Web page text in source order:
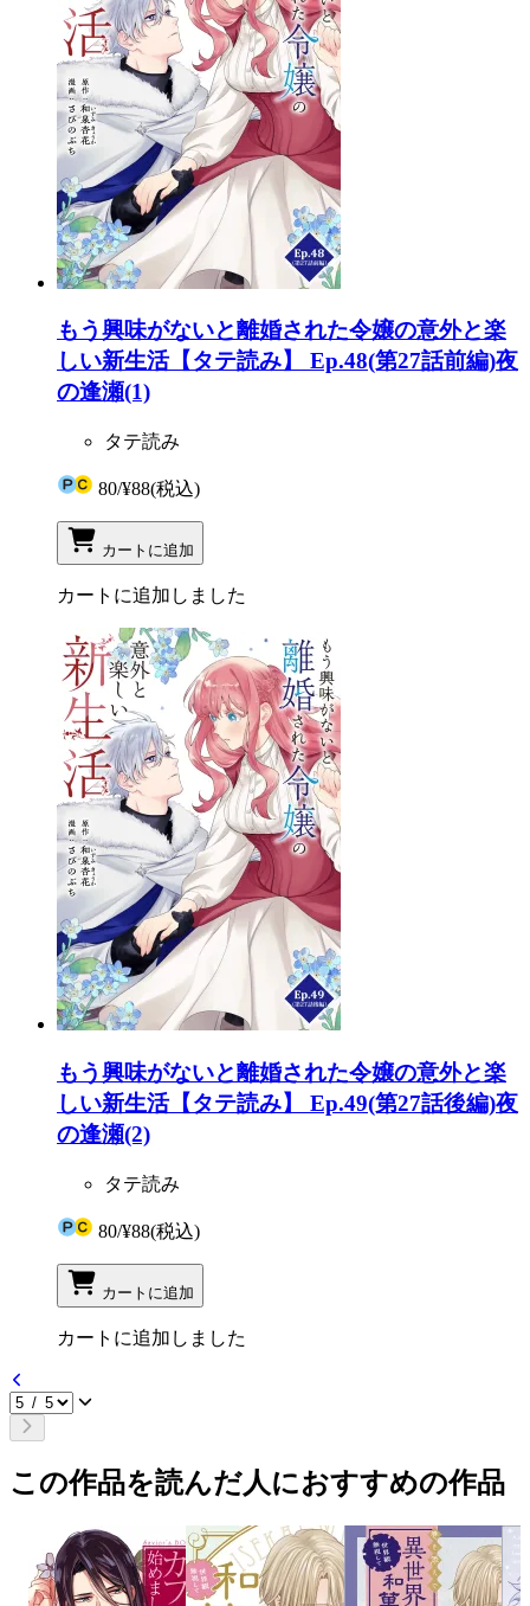
もう興味がないと離婚された令嬢の意外と楽
しい新生活【タテ読み】 Ep.48(第27話前編)夜
の逢瀬(1)
タテ読み
80/¥88(税込)
カートに追加
カートに追加しました
もう興味がないと離婚された令嬢の意外と楽
しい新生活【タテ読み】 Ep.49(第27話後編)夜
の逢瀬(2)
タテ読み
80/¥88(税込)
カートに追加
カートに追加しました
この作品を読んだ人におすすめの作品